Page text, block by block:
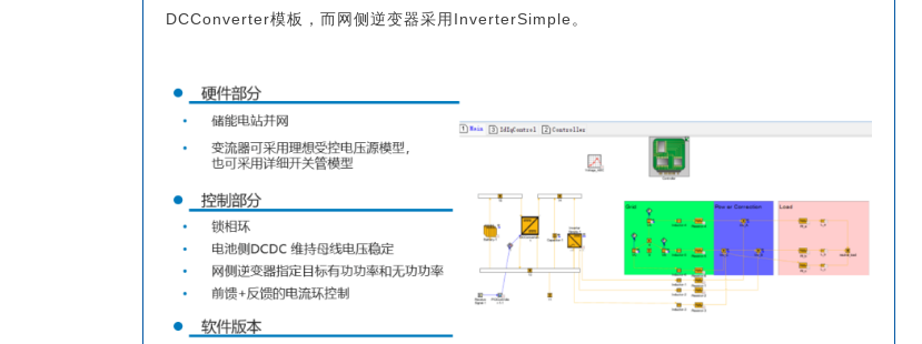
DCConverter模板，而网侧逆变器采用InverterSimple。